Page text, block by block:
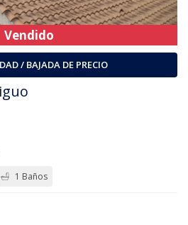
Vendido
/ BAJADA DE PRECIO
1 Baños